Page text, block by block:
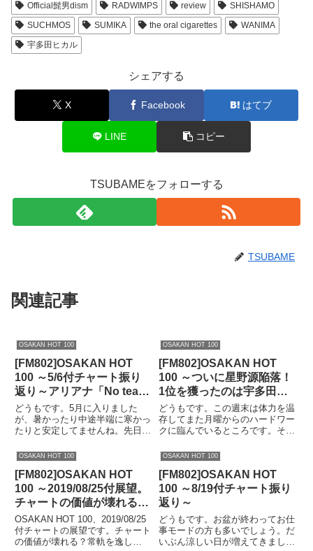
Official髭男dism
RADWIMPS review
SHISHAMO
SUCHMOS
SUMIKA the oral cigarettes
WANIMA
宇多田ヒカル
シェアする
X Facebook はてブ
LINE コピー
TSUBAMEをフォローする
TSUBAME
関連記事
OSAKAN HOT 100
[FM802]OSAKAN HOT
100 ～5/6付チャート振り
返り～アリアナ「No tears
left to cry」早くも6位に、
次週1位か？
どうもです。5月に入りました
が、暑かったり中途半端に寒かっ
たりと安定してませんね。先日も
わ雷ゴロゴロだわで大変でした。
ただでさえ具合がこのところ良く
ない上にこの気候の変化で体調管
理も大変ですね。そんな中今週は
毎...
OSAKAN HOT 100
[FM802]OSAKAN HOT
100 ～ついに星野源陥落！
1位を獲ったのは宇多田？
バクナン？いきもの？それ
とも…。2019/02/03付チャ
ート振り返り！
どうもです。この週末は体力を温
存してまた月曜からのハードワー
クに臨んでいるところです。それ
しょう。OSAKAN HOT 100、今
週のチャート
LW:035190ptNo.999go!go!vanilla
sLW:...
OSAKAN HOT 100
[FM802]OSAKAN HOT
100 ～2019/08/25付展望。
チャートの価値が壊れる？
常軌を逸した”忖度”オンエ
アにリスナーも呆れかえ
る？。
OSAKAN HOT 100、2019/08/25
付チャートの展望です。チャート
の価値が壊れる？常軌を逸し
OSAKAN HOT 100
[FM802]OSAKAN HOT
100 ～8/19付チャート振り
返り～
どうもです。お盆が終わってお仕
事モードの方も多いでしょう。だ
いぶん涼しい日が増えてきました